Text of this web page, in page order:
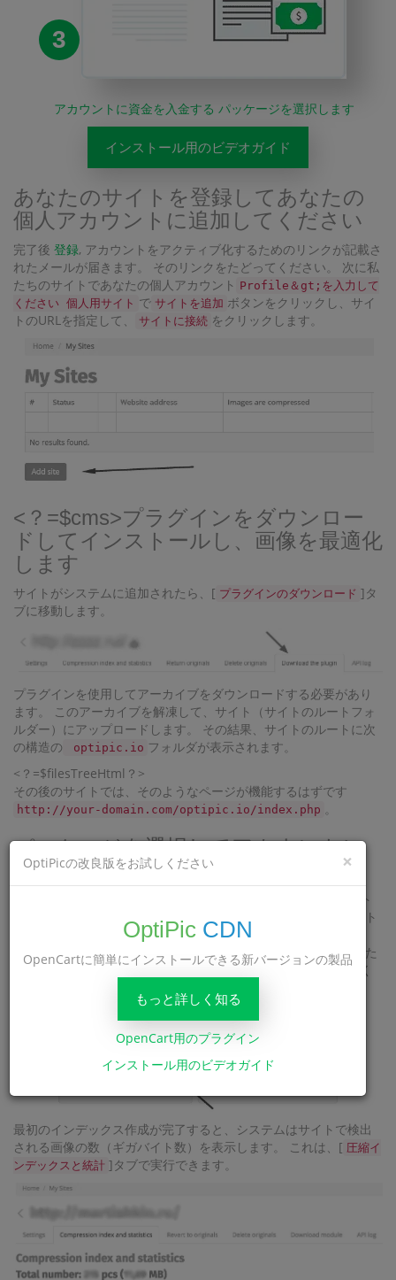
3
アカウントに資金を入金する パッケージを選択します
インストール用のビデオガイド
あなたのサイトを登録してあなたの
個人アカウントに追加してください
完了後 登録, アカウントをアクティブ化するためのリンクが記載さ
れたメールが届きます。 そのリンクをたどってください。 次に私
たちのサイトであなたの個人アカウント Profile＆gt;を入力して
ください 個人用サイト で サイトを追加 ボタンをクリックし、サイ
トのURLを指定して、
サイトに接続 をクリックします。
<？=$cms>プラグインをダウンロー
ドしてインストールし、画像を最適化
します
サイトがシステムに追加されたら、[ プラグインのダウンロード ]タ
ブに移動します。
プラグインを使用してアーカイブをダウンロードする必要があり
ます。 このアーカイブを解凍して、サイト（サイトのルートフォ
ルダー）にアップロードします。 その結果、サイトのルートに次
の構造の
optipic.io フォルダが表示されます。
<？=$filesTreeHtml？>
その後のサイトでは、そのようなページが機能するはずです
http://your-domain.com/optipic.io/index.php 。
パッケージを選択してアカウントに
資金を提供します
プラグインをサイトにアップロードした後、サイト設定でサイト
のインデックス作成をアクティブにし、OptiPicシステムがサイト
の最初のインデックス作成を実行するのを待つ必要があります。
これは24時間以内に行われます。 プロセスをスピードアップした
い場合は、インデックス作成のためにサイトを手動で送信してく
最初のインデックス作成が完了すると、システムはサイトで検出
される画像の数（ギガバイト数）を表示します。 これは、[ 圧縮イ
ンデックスと統計 ]タブで実行できます。
×
OptiPicの改良版をお試しください
OptiPic CDN
OpenCartに簡単にインストールできる新バージョンの製品
もっと詳しく知る
OpenCart用のプラグイン
インストール用のビデオガイド